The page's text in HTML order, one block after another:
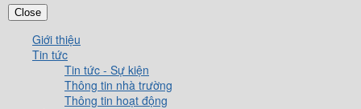
Close
Giới thiệu
Tin tức
Tin tức - Sự kiện
Thông tin nhà trường
Thông tin hoạt động